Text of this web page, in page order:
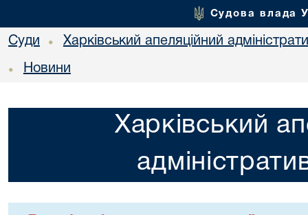
Судова влада
Суди • Харківський апеляційний
• Новини
Харківський